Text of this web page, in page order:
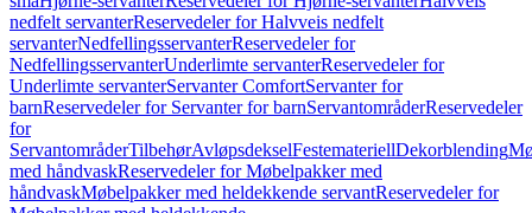
nedfelt servanterReservedeler for Halvveis nedfelt
servanterNedfellingsservanterReservedeler for
NedfellingsservanterUnderlimte servanterReservedeler for
Underlimte servanterServanter ComfortServanter for
barnReservedeler for Servanter for barnServantområderReservedeler
for
ServantområderTilbehørAvløpsdekselFestemateriellDekorblending
med håndvaskReservedeler for Møbelpakker med
håndvaskMøbelpakker med heldekkende servantReservedeler for